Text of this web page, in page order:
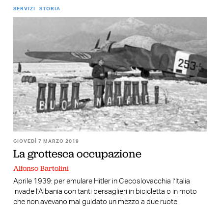
SERVIZI STORIA
GIOVEDÌ 7 MARZO 2019
La grottesca occupazione
Alfonso Bartolini
Aprile 1939: per emulare Hitler in Cecoslovacchia l’Italia
invade l’Albania con tanti bersaglieri in bicicletta o in moto
che non avevano mai guidato un mezzo a due ruote